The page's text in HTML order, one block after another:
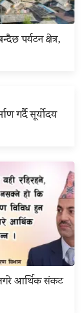
पर्यटन क्षेत्र,
गर्दै सूर्योदय
नगरे आर्थिक संकट